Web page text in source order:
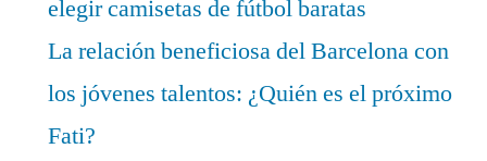
elegir camisetas de fútbol baratas
La relación beneficiosa del Barcelona con
los jóvenes talentos: ¿Quién es el próximo
Fati?